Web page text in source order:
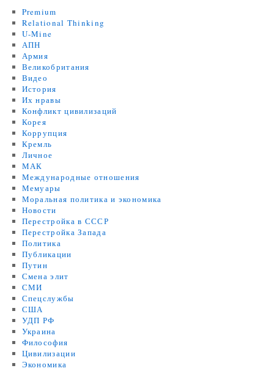
Premium
Relational Thinking
U-Mine
АПН
Армия
Великобритания
Видео
История
Их нравы
Конфликт цивилизаций
Корея
Коррупция
Кремль
Личное
МАК
Международные отношения
Мемуары
Моральная политика и экономика
Новости
Перестройка в СССР
Перестройка Запада
Политика
Публикации
Путин
Смена элит
СМИ
Спецслужбы
США
УДП РФ
Украина
Философия
Цивилизации
Экономика